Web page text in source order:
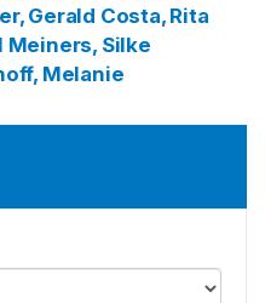
Gerald Costa, Rita
Meiners, Silke
Melanie